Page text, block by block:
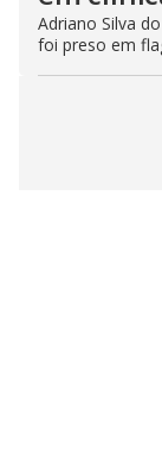
Adriano Silva
foi preso em